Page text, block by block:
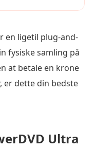
en ligetil plug-and-
fysiske samling på
at betale en krone
er dette din bedste
Ultra